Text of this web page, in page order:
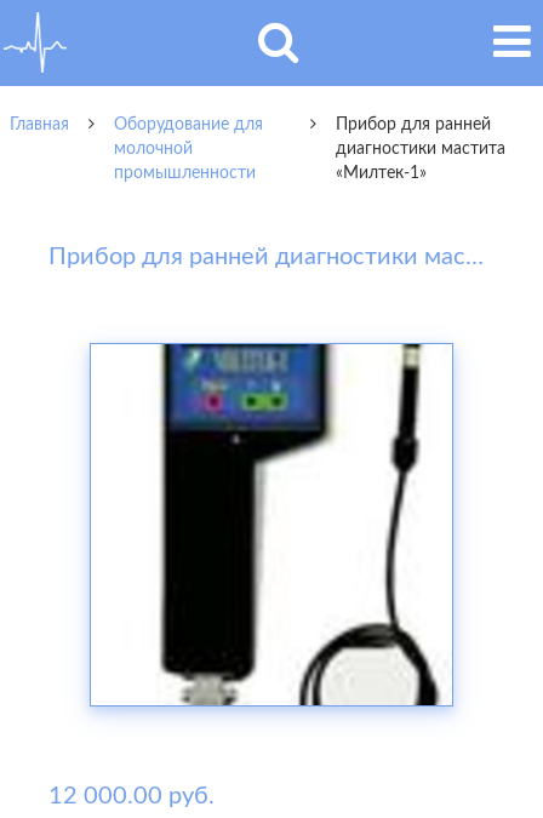
Главная
Оборудование для
молочной
промышленности
Прибор для ранней
диагностики мастита
«Милтек-1»
Прибор для ранней диагностики мастита «Милтек-1»
12 000.00 руб.